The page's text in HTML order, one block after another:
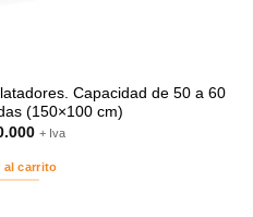
Capacidad de 50 a 60
(150×100 cm)
+ Iva
al carrito